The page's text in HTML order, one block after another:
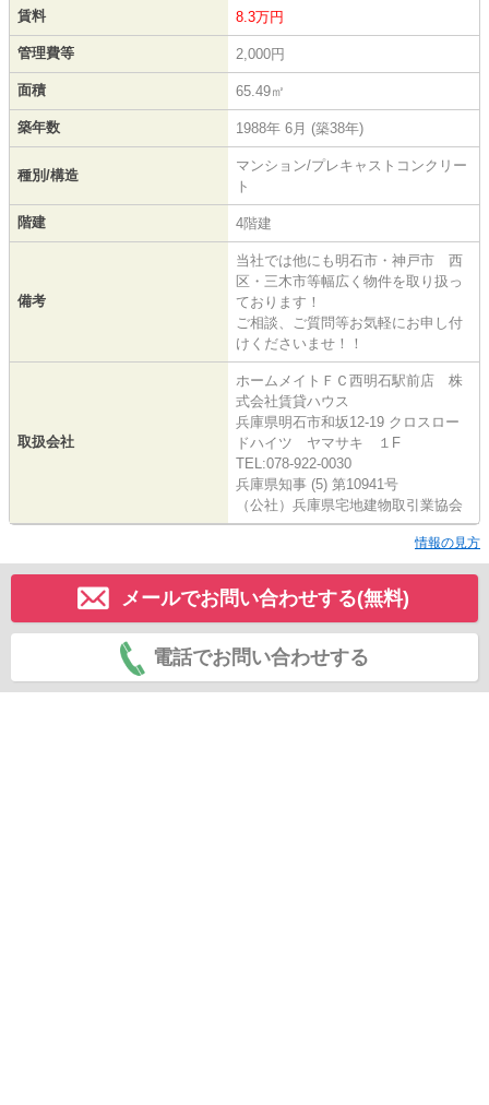
賃料 8.3万円
管理費等 2,000円
面積 65.49㎡
築年数 1988年 6月 (築38年)
種別/構造
マンション/プレキャストコンクリー
ト
階建 4階建
備考
当社では他にも明石市・神戸市 西
区・三木市等幅広く物件を取り扱っ
ております！
ご相談、ご質問等お気軽にお申し付
けくださいませ！！
取扱会社
ホームメイトＦＣ西明石駅前店 株
式会社賃貸ハウス
兵庫県明石市和坂12-19 クロスロー
ドハイツ ヤマサキ １F
TEL:078-922-0030
兵庫県知事 (5) 第10941号
（公社）兵庫県宅地建物取引業協会
情報の見方
メールでお問い合わせする(無料)
電話でお問い合わせする